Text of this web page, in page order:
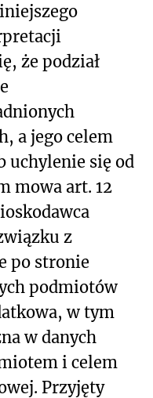
że podział
a jego celem
uchylenie się od
mowa art. 12
z
po stronie
podmiotów
w tym
w danych
i celem
Przyjęty